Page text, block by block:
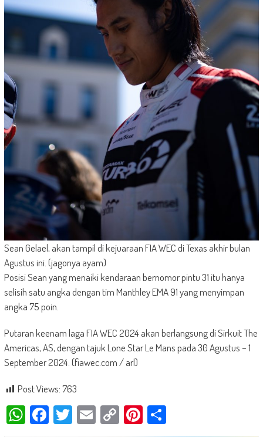
Sean Gelael, akan tampil di kejuaraan FIA WEC di Texas akhir bulan
Agustus ini. (jagonya ayam)
Posisi Sean yang menaiki kendaraan bernomor pintu 31 itu hanya
selisih satu angka dengan tim Manthley EMA 91 yang menyimpan
angka 75 poin.
Putaran keenam laga FIA WEC 2024 akan berlangsung di Sirkuit The
Americas, AS, dengan tajuk Lone Star Le Mans pada 30 Agustus – 1
September 2024. (fiawec.com / arl)
Post Views:763
WhatsApp
Facebook
Twitter
EmailCopyPinterest
Share